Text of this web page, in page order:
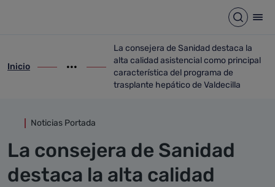
Abrir
ir-a inicio
Inicio
Mostrar opciones del camino de migas
ir-a La consejera de Sanidad destaca
La consejera de Sanidad destaca la
alta calidad asistencial como principal
característica del programa de
trasplante hepático de Valdecilla
Noticias Portada
La consejera de Sanidad
destaca la alta calidad